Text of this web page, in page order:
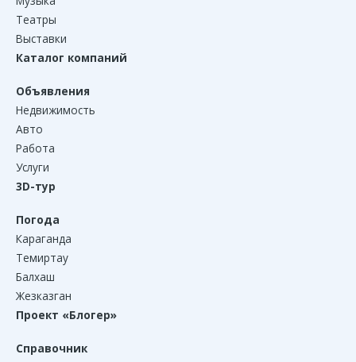
Театры
Выставки
Каталог компаний
Объявления
Недвижимость
Авто
Работа
Услуги
3D-тур
Погода
Караганда
Темиртау
Балхаш
Жезказган
Проект «Блогер»
Справочник